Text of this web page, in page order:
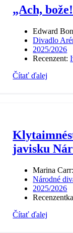
„Ach,
Edward
Divadlo
2025/2026
Recenzent:
Čítať ďalej
javisku
Marina
Národné
2025/2026
Čítať ďalej